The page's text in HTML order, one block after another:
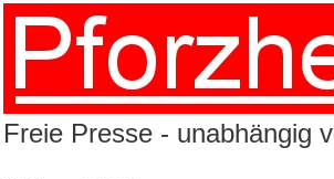
Freie Presse - unabhängig